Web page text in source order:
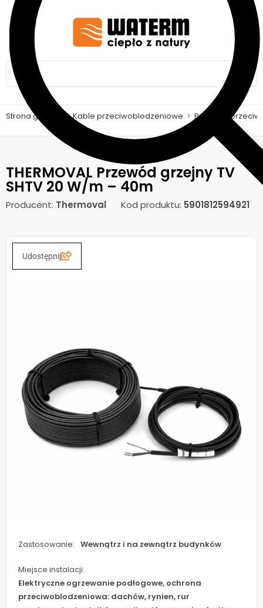
Strona główna > Kable przeciwoblodzeniowe > Przewód
THERMOVAL Przewód grzejny TV
SHTV 20 W/m – 40m
Producent: Thermoval Kod produktu: 5901812594921
Udostępnij
Zastosowanie: Wewnątrz i na zewnątrz budynków
Miejsce instalacji:
Elektryczne ogrzewanie podłogowe, ochrona
przeciwoblodzeniowa: dachów, rynien, rur